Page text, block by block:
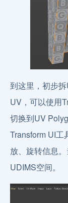
到这里，初步
UV，可以使用
切换到UV
Transform UI
放、旋转信息
UDIMS空间。